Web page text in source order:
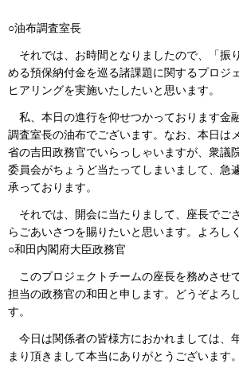
○油布調査室長
それでは、お時間となりましたので、「振
める預保納付金を巡る諸課題に関するプロジ
ヒアリングを実施いたしたいと思います。
私、本日の進行を仰せつかっております金
調査室長の油布でございます。なお、本日は
省の吉田政務官でいらっしゃいますが、衆議
委員会がちょうど当たってしまいまして、急
承っております。
それでは、開会に当たりまして、座長でご
らごあいさつを賜りたいと思います。よろし
○和田内閣府大臣政務官
このプロジェクトチームの座長を務めさせ
担当の政務官の和田と申します。どうぞよろ
す。
今日は関係者の皆様方におかれましては、
まり頂きまして本当にありがとうございます。